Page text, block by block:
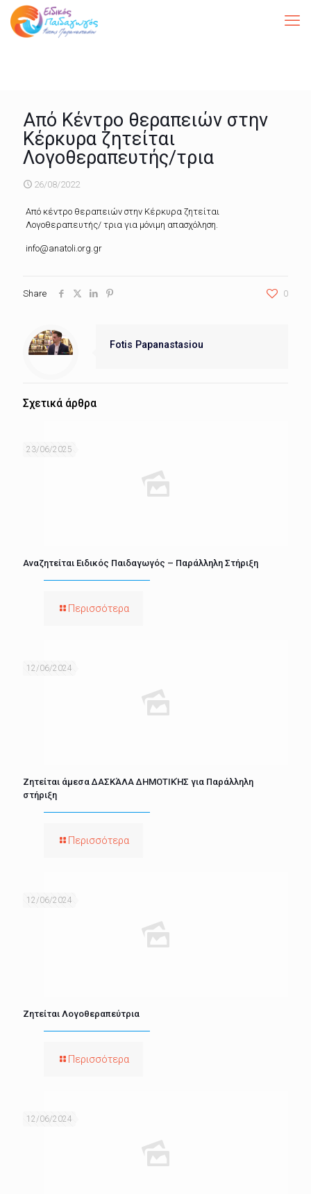
Από Κέντρο θεραπειών στην
Κέρκυρα ζητείται
Λογοθεραπευτής/τρια
26/08/2022
Από κέντρο θεραπειών στην Κέρκυρα ζητείται
Λογοθεραπευτής/ τρια για μόνιμη απασχόληση.
info@anatoli.org.gr
Share 0
Fotis Papanastasiou
Σχετικά άρθρα
23/06/2025
Αναζητείται Ειδικός Παιδαγωγός – Παράλληλη Στήριξη
Περισσότερα
12/06/2024
Ζητείται άμεσα ΔΑΣΚΆΛΑ ΔΗΜΟΤΙΚΉΣ για Παράλληλη
στήριξη
Περισσότερα
12/06/2024
Ζητείται Λογοθεραπεύτρια
Περισσότερα
12/06/2024